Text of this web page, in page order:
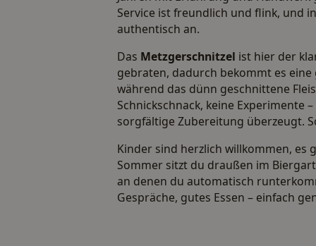
Service ist freundlich und flink, und
authentisch an.
Das Metzgerschnitzel ist hier der
gebraten, dadurch bekommt es
während das dünn geschnittene
Schnickschnack, keine Experimente
sorgfältige Zubereitung überzeugt.
Kinder sind herzlich willkommen, es
Sommer sitzt du draußen im
an denen du automatisch
Gespräche, gutes Essen – einfach